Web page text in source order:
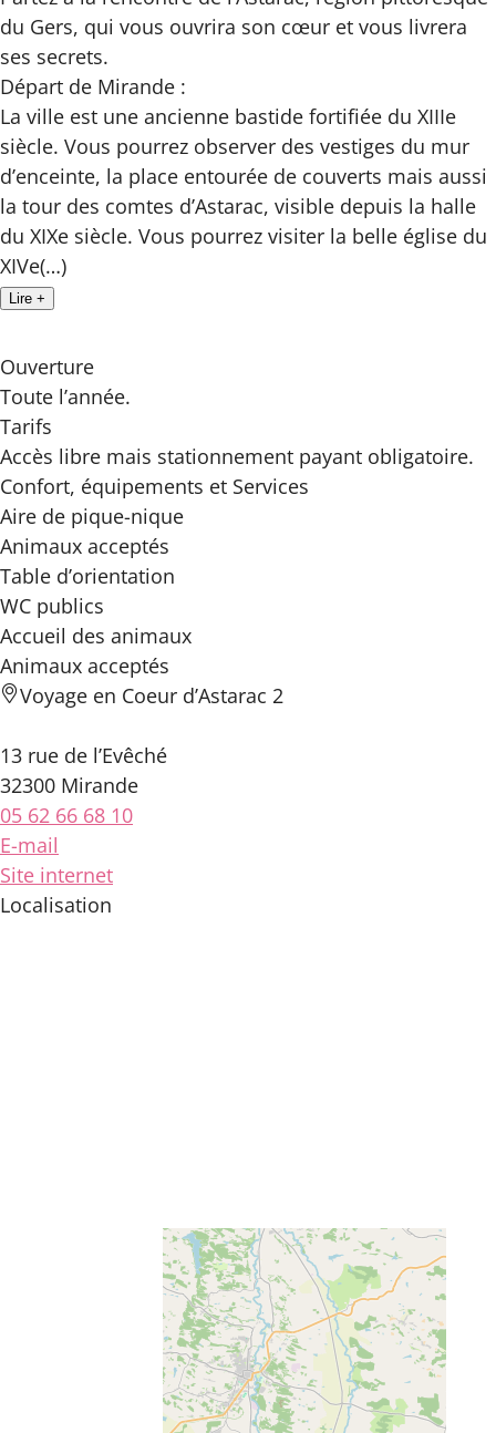
du Gers, qui vous ouvrira son cœur et vous livrera
ses secrets.
Départ de Mirande :
La ville est une ancienne bastide fortifiée du XIIIe
siècle. Vous pourrez observer des vestiges du mur
d’enceinte, la place entourée de couverts mais aussi
la tour des comtes d’Astarac, visible depuis la halle
du XIXe siècle. Vous pourrez visiter la belle église du
XIVe(…)
Lire +
Ouverture
Toute l’année.
Tarifs
Accès libre mais stationnement payant obligatoire.
Confort, équipements et Services
Aire de pique-nique
Animaux acceptés
Table d’orientation
WC publics
Accueil des animaux
Animaux acceptés
Voyage en Coeur d’Astarac 2
13 rue de l’Evêché
32300 Mirande
05 62 66 68 10
E-mail
Site internet
Localisation